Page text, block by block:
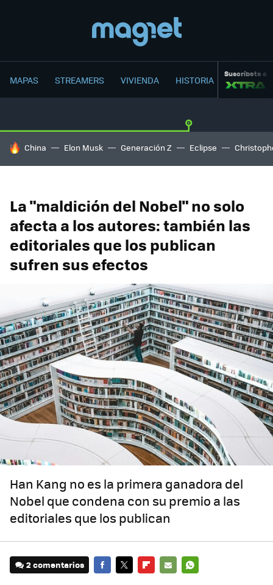
MAPAS STREAMERS VIVIENDA HISTORIA Suscríbete a
HOY SE HABLA DE
China Elon Musk Generación Z Eclipse
La "maldición del Nobel" no solo
afecta a los autores: también las
editoriales que los publican
sufren sus efectos
Han Kang no es la primera ganadora del
Nobel que condena con su premio a las
editoriales que los publican
2 comentarios